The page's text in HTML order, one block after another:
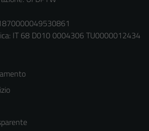
IT 68 D010 0004306 TU0000012434
una serie di
servizi esterni